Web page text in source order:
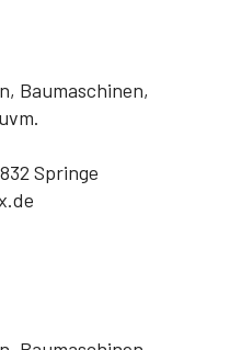
Baumaschinen,
Springe